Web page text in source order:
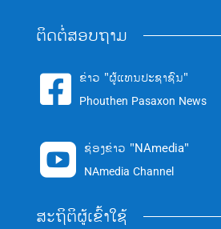
ຕິດຕໍ່ສອບຖາມ
 ຂ່າວ "ຜູ້ແທນປະຊາຊົນ"
Phouthen Pasaxon News
 ຊ່ອງຂ່າວ "NAmedia"
NAmedia Channel
ສະຖິຕິຜູ້ເຂົ້າໃຊ້